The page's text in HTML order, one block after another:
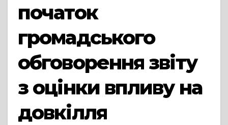
початок
громадського
обговорення звіту
з оцінки впливу на
довкілля